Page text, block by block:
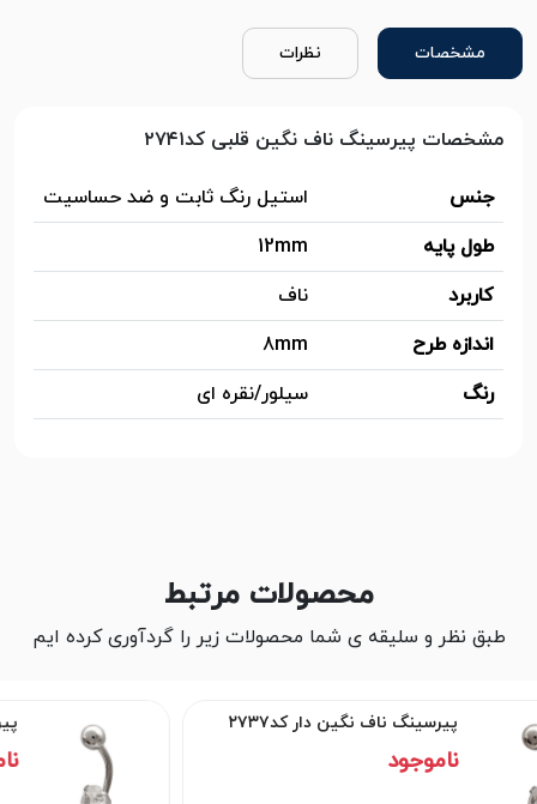
مشخصات نظرات
مشخصات پیرسینگ ناف نگین قلبی کد۲۷۴۱
جنس
استیل رنگ ثابت و ضد حساسیت
طول پایه
12mm
کاربرد
ناف
اندازه طرح
8mm
رنگ
سیلور/نقره ای
محصولات مرتبط
طبق نظر و سلیقه ی شما محصولات زیر را گردآوری کرده ایم
پیرسینگ ناف نگین دار کد۲۷۳۶